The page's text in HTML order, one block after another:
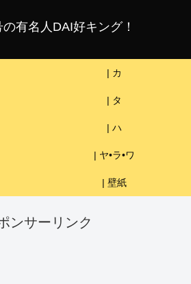
有名人DAI好キング！
| カ
| タ
| ハ
| ヤ•ラ•ワ
| 壁紙
ンサーリンク